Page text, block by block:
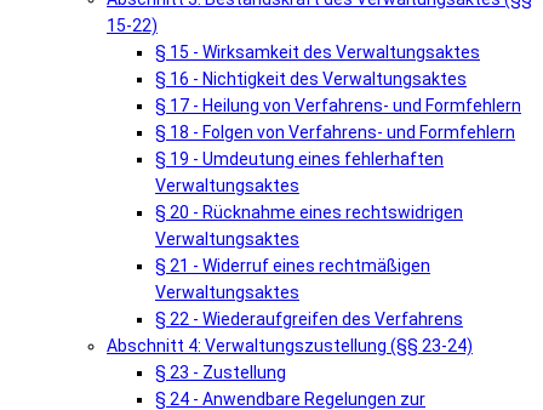
15-22)
§ 15 - Wirksamkeit des Verwaltungsaktes
§ 16 - Nichtigkeit des Verwaltungsaktes
§ 17 - Heilung von Verfahrens- und Formfehlern
§ 18 - Folgen von Verfahrens- und Formfehlern
§ 19 - Umdeutung eines fehlerhaften
Verwaltungsaktes
§ 20 - Rücknahme eines rechtswidrigen
Verwaltungsaktes
§ 21 - Widerruf eines rechtmäßigen
Verwaltungsaktes
§ 22 - Wiederaufgreifen des Verfahrens
Abschnitt 4: Verwaltungszustellung (§§ 23-24)
§ 23 - Zustellung
§ 24 - Anwendbare Regelungen zur